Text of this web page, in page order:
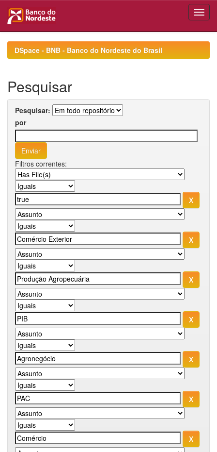
navigationDSpace - BNB - Banco do Nordeste do Brasil
Pesquisar
Pesquisar:
por
Filtros correntes: